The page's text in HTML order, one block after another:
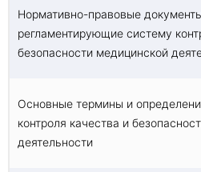
Нормативно-правовые
регламентирующие систему
безопасности медицинской
Основные термины и
контроля качества и
деятельности